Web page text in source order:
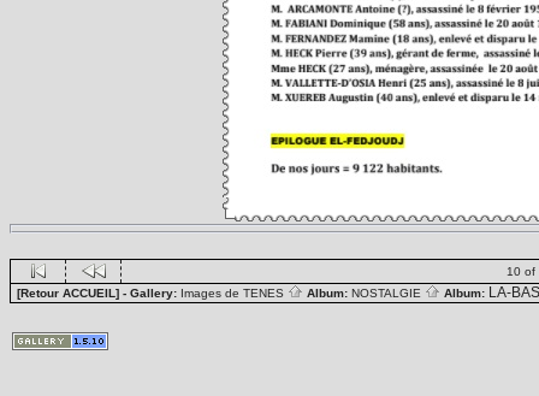
10 of
[Retour ACCUEIL] - Gallery: Images de TENES Album: NOSTALGIE Album: LA-BAS